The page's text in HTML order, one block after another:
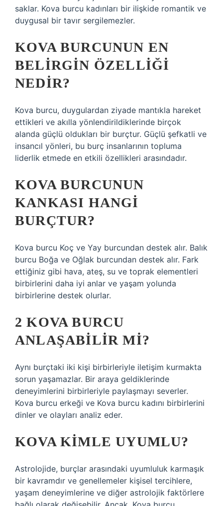
saklar. Kova burcu kadınları bir ilişkide romantik ve
duygusal bir tavır sergilemezler.
KOVA BURCUNUN EN
BELIRGIN ÖZELLIĞI
NEDIR?
Kova burcu, duygulardan ziyade mantıkla hareket
ettikleri ve akılla yönlendirildiklerinde birçok
alanda güçlü oldukları bir burçtur. Güçlü şefkatli ve
insancıl yönleri, bu burç insanlarının topluma
liderlik etmede en etkili özellikleri arasındadır.
KOVA BURCUNUN
KANKASI HANGI
BURÇTUR?
Kova burcu Koç ve Yay burcundan destek alır. Balık
burcu Boğa ve Oğlak burcundan destek alır. Fark
ettiğiniz gibi hava, ateş, su ve toprak elementleri
birbirlerini daha iyi anlar ve yaşam yolunda
birbirlerine destek olurlar.
2 KOVA BURCU
ANLAŞABILIR MI?
Aynı burçtaki iki kişi birbirleriyle iletişim kurmakta
sorun yaşamazlar. Bir araya geldiklerinde
deneyimlerini birbirleriyle paylaşmayı severler.
Kova burcu erkeği ve Kova burcu kadını birbirlerini
dinler ve olayları analiz eder.
KOVA KIMLE UYUMLU?
Astrolojide, burçlar arasındaki uyumluluk karmaşık
bir kavramdır ve genellemeler kişisel tercihlere,
yaşam deneyimlerine ve diğer astrolojik faktörlere